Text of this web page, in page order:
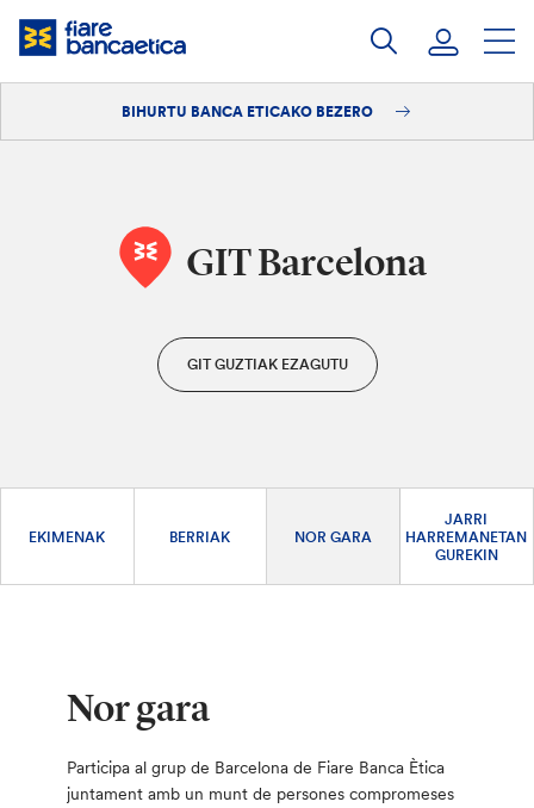
Pasatu
edukia
BIHURTU BANCA ETICAKO BEZERO
GIT Barcelona
GIT GUZTIAK EZAGUTU
EKIMENAK BERRIAK NOR GARA
JARRI
HARREMANETAN
GUREKIN
Nor gara
Participa al grup de Barcelona de Fiare Banca Ètica
juntament amb un munt de persones compromeses